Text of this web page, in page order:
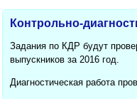
Контрольно-
Задания по КДР будут
выпускников за 2016 год.
Диагностическая работа